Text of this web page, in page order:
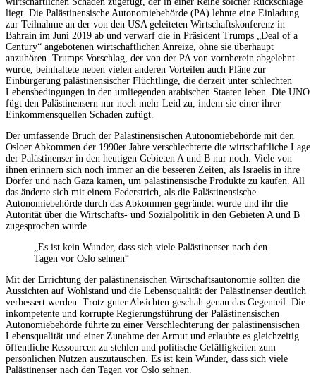
liegt. Die Palästinensische Autonomiebehörde (PA) lehnte eine Einladung
zur Teilnahme an der von den USA geleiteten Wirtschaftskonferenz in
Bahrain im Juni 2019 ab und verwarf die in Präsident Trumps „Deal of a
Century“ angebotenen wirtschaftlichen Anreize, ohne sie überhaupt
anzuhören. Trumps Vorschlag, der von der PA von vornherein abgelehnt
wurde, beinhaltete neben vielen anderen Vorteilen auch Pläne zur
Einbürgerung palästinensischer Flüchtlinge, die derzeit unter schlechten
Lebensbedingungen in den umliegenden arabischen Staaten leben. Die UNO
fügt den Palästinensern nur noch mehr Leid zu, indem sie einer ihrer
Einkommensquellen Schaden zufügt.
Der umfassende Bruch der Palästinensischen Autonomiebehörde mit den
Osloer Abkommen der 1990er Jahre verschlechterte die wirtschaftliche Lage
der Palästinenser in den heutigen Gebieten A und B nur noch. Viele von
ihnen erinnern sich noch immer an die besseren Zeiten, als Israelis in ihre
Dörfer und nach Gaza kamen, um palästinensische Produkte zu kaufen. All
das änderte sich mit einem Federstrich, als die Palästinensische
Autonomiebehörde durch das Abkommen gegründet wurde und ihr die
Autorität über die Wirtschafts- und Sozialpolitik in den Gebieten A und B
zugesprochen wurde.
„Es ist kein Wunder, dass sich viele Palästinenser nach den
Tagen vor Oslo sehnen“
Mit der Errichtung der palästinensischen Wirtschaftsautonomie sollten die
Aussichten auf Wohlstand und die Lebensqualität der Palästinenser deutlich
verbessert werden. Trotz guter Absichten geschah genau das Gegenteil. Die
inkompetente und korrupte Regierungsführung der Palästinensischen
Autonomiebehörde führte zu einer Verschlechterung der palästinensischen
Lebensqualität und einer Zunahme der Armut und erlaubte es gleichzeitig
öffentliche Ressourcen zu stehlen und politische Gefälligkeiten zum
persönlichen Nutzen auszutauschen. Es ist kein Wunder, dass sich viele
Palästinenser nach den Tagen vor Oslo sehnen.